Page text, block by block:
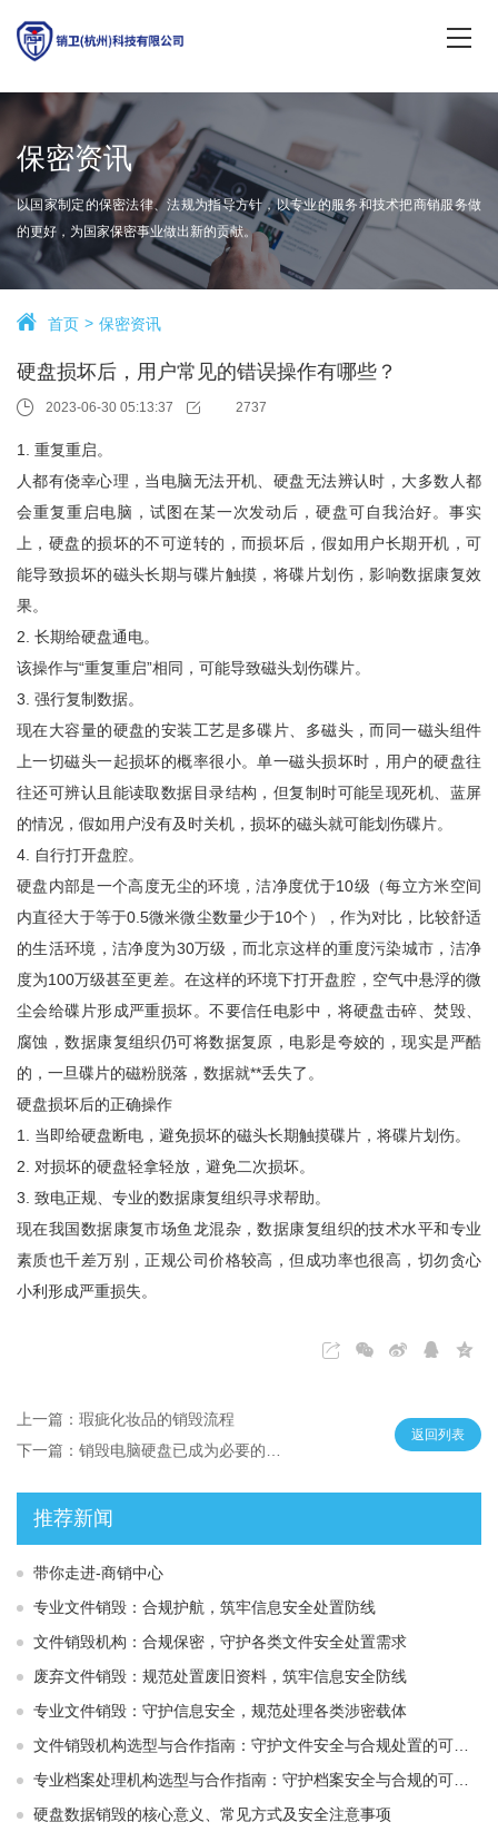
保密资讯
以国家制定的保密法律、法规为指导方针，以专业的服务和技术把商销服务做
的更好，为国家保密事业做出新的贡献。
首页 保密资讯
硬盘损坏后，用户常见的错误操作有哪些？
2023-06-30 05:13:37 2737
1. 重复重启。
人都有侥幸心理，当电脑无法开机、硬盘无法辨认时，大多数人都
会重复重启电脑，试图在某一次发动后，硬盘可自我治好。事实
上，硬盘的损坏的不可逆转的，而损坏后，假如用户长期开机，可
能导致损坏的磁头长期与碟片触摸，将碟片划伤，影响数据康复效
果。
2. 长期给硬盘通电。
该操作与“重复重启”相同，可能导致磁头划伤碟片。
3. 强行复制数据。
现在大容量的硬盘的安装工艺是多碟片、多磁头，而同一磁头组件
上一切磁头一起损坏的概率很小。单一磁头损坏时，用户的硬盘往
往还可辨认且能读取数据目录结构，但复制时可能呈现死机、蓝屏
的情况，假如用户没有及时关机，损坏的磁头就可能划伤碟片。
4. 自行打开盘腔。
硬盘内部是一个高度无尘的环境，洁净度优于10级（每立方米空间
内直径大于等于0.5微米微尘数量少于10个），作为对比，比较舒适
的生活环境，洁净度为30万级，而北京这样的重度污染城市，洁净
度为100万级甚至更差。在这样的环境下打开盘腔，空气中悬浮的微
尘会给碟片形成严重损坏。不要信任电影中，将硬盘击碎、焚毁、
腐蚀，数据康复组织仍可将数据复原，电影是夸姣的，现实是严酷
的，一旦碟片的磁粉脱落，数据就**丢失了。
硬盘损坏后的正确操作
1. 当即给硬盘断电，避免损坏的磁头长期触摸碟片，将碟片划伤。
2. 对损坏的硬盘轻拿轻放，避免二次损坏。
3. 致电正规、专业的数据康复组织寻求帮助。
现在我国数据康复市场鱼龙混杂，数据康复组织的技术水平和专业
素质也千差万别，正规公司价格较高，但成功率也很高，切勿贪心
小利形成严重损失。
上一篇：瑕疵化妆品的销毁流程
返回列表
推荐新闻
带你走进-商销中心
专业文件销毁：合规护航，筑牢信息安全处置防线
文件销毁机构：合规保密，守护各类文件安全处置需求
废弃文件销毁：规范处置废旧资料，筑牢信息安全防线
专业文件销毁：守护信息安全，规范处理各类涉密载体
文件销毁机构选型与合作指南：守护文件安全与合规处置的可靠选择
专业档案处理机构选型与合作指南：守护档案安全与合规的可靠伙伴
硬盘数据销毁的核心意义、常见方式及安全注意事项